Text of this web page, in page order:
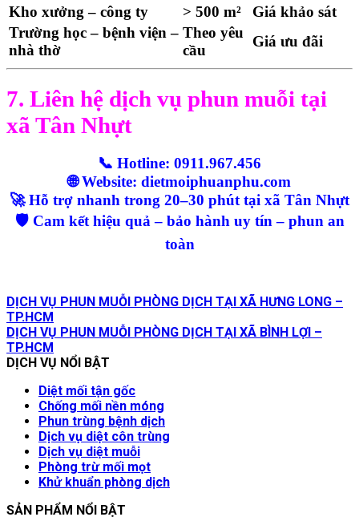
Kho xưởng – công ty
> 500 m²
Giá khảo sát
Trường học – bệnh viện –
nhà thờ
Theo yêu
cầu
Giá ưu đãi
7. Liên hệ dịch vụ phun muỗi tại
xã Tân Nhựt
📞 Hotline: 0911.967.456
🌐 Website: dietmoiphuanphu.com
🚀 Hỗ trợ nhanh trong 20–30 phút tại xã Tân Nhựt
🛡️ Cam kết hiệu quả – bảo hành uy tín – phun an
toàn
DỊCH VỤ PHUN MUỖI PHÒNG DỊCH TẠI XÃ HƯNG LONG –
TP.HCM
DỊCH VỤ PHUN MUỖI PHÒNG DỊCH TẠI XÃ BÌNH LỢI –
TP.HCM
DỊCH VỤ NỔI BẬT
Diệt mối tận gốc
Chống mối nền móng
Phun trùng bệnh dịch
Dịch vụ diệt côn trùng
Dịch vụ diệt muỗi
Phòng trừ mối mọt
Khử khuẩn phòng dịch
SẢN PHẨM NỔI BẬT